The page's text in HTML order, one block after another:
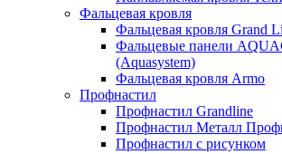
Фальцевая кровля
Фальцевая кровля Grand
Фальцевые панели
(Aquasystem)
Фальцевая кровля Armo
Профнастил
Профнастил Grandline
Профнастил Металл
Профнастил с рисунком